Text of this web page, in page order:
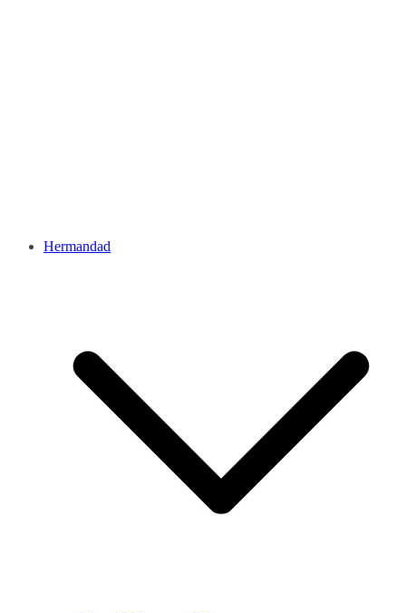
Hermandad